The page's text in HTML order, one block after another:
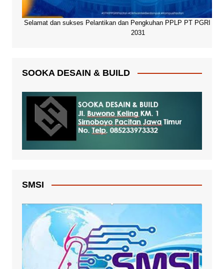
Selamat dan sukses Pelantikan dan Pengkuhan PPLP PT PGRI
2031
SOOKA DESAIN & BUILD
SMSI